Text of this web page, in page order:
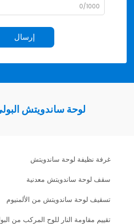
0/1000
إرسال
لوحة ساندويتش
غرفة نظيفة لوحة ساندويتش
سقف لوحة ساندويتش معدنية
تسقيف لوحة ساندويتش من الألمنيوم
تقييم مقاومة النار للوح المركب من